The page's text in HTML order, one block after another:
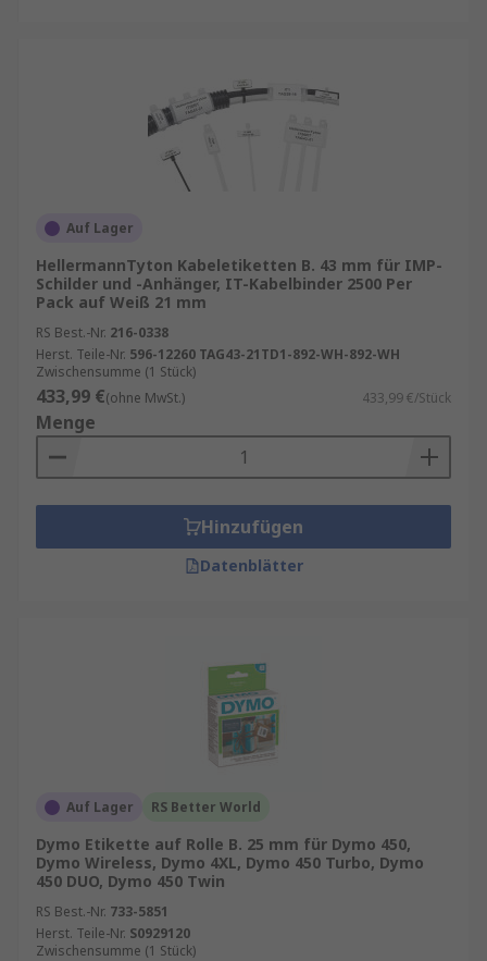
Auf Lager
HellermannTyton Kabeletiketten B. 43 mm für IMP-
Schilder und -Anhänger, IT-Kabelbinder 2500 Per
Pack auf Weiß 21 mm
RS Best.-Nr. 216-0338
Herst. Teile-Nr. 596-12260 TAG43-21TD1-892-WH-892-WH
Zwischensumme (1 Stück)
433,99 €(ohne MwSt.) 433,99 €/Stück
Menge
Hinzufügen
Datenblätter
Auf Lager RS Better World
Dymo Etikette auf Rolle B. 25 mm für Dymo 450,
Dymo Wireless, Dymo 4XL, Dymo 450 Turbo, Dymo
450 DUO, Dymo 450 Twin
RS Best.-Nr. 733-5851
Herst. Teile-Nr. S0929120
Zwischensumme (1 Stück)